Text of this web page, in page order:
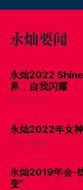
永灿要闻
永灿2022
界，自我闪耀
03.18 - 2022
永灿2022年女
03.15 - 2022
永灿2019年会-
变”